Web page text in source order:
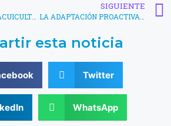
ALIMENTACIÓN Y ACUICULTURA INTELIGENTES: AUMENTANDO LA PRODUCCIÓN CAMARONES EN VIETNAM
SIGUIENTE
LA ADAPTACIÓN PROACTIVA MANTIENE AL SECTOR CAMARONERO DEL DELTA DEL MEKONG EN UNA SENDA DE CRECIMIENTO
esta noticia
Twitter
WhatsApp